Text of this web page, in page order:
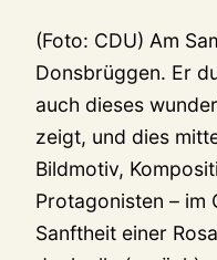
(Foto: CDU) Am
Donsbrüggen. Er
auch dieses
zeigt, und dies
Bildmotiv,
Protagonisten – im
Sanftheit einer